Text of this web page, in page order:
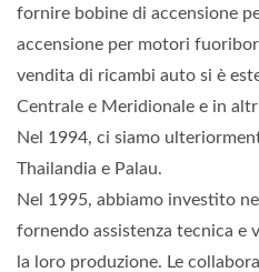
fornire bobine di accensione
accensione per motori
vendita di ricambi auto si è
Centrale e Meridionale e in
Nel 1994, ci siamo
Thailandia e Palau.
Nel 1995, abbiamo investito
fornendo assistenza tecnica e
la loro produzione. Le